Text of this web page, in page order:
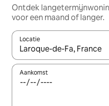
Ontdek
voor een maand of langer.
Locatie
Wanneer er resultaten
Aankomst